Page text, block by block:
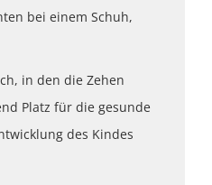
bei einem Schuh,
in den die Zehen
Platz für die gesunde
des Kindes